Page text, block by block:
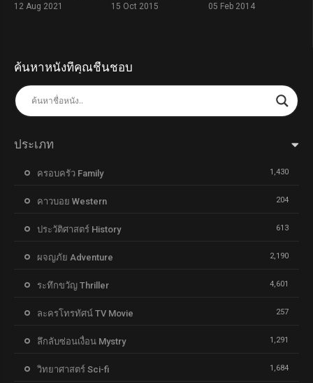
12 Aug 2021 15 Oct 2015 05 Feb 2014
ค้นหาหนังที่คุณชื่นชอบ
ประเภท
ครอบครัว Family 1,430
คาวบอย Western 204
ประวัติศาสตร์ History 613
ผจญภัย Adventure 2,190
ระทึกขวัญ Thriller 4,601
ละครโทรทัศน์ TV Movie 257
ลึกลับซ่อนเงื่อน Mystry 1,291
วิทยาศาสตร์ Sci-fi 1,684